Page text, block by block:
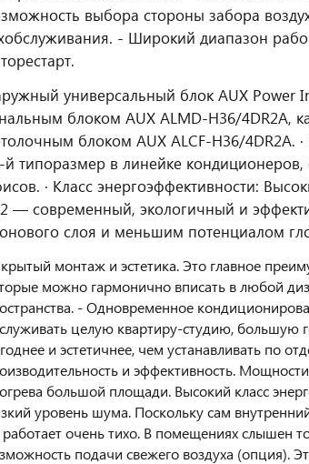
выбора стороны забора
- Широкий диапазон
универсальный блок AUX Power
блоком AUX ALMD-H36/4DR2A,
блоком AUX ALCF-H36/4DR2A.
й типоразмер в линейке
· Класс энергоэффективности:
— современный, экологичный и
слоя и меньшим потенциалом
монтаж и эстетика. Это главное
можно гармонично вписать в любой
- Одновременное
целую квартиру-студию, большую
и эстетичнее, чем устанавливать по
и эффективность.
большой площади. Высокий класс
уровень шума. Поскольку сам
очень тихо. В помещениях слышен
подачи свежего воздуха (опция).